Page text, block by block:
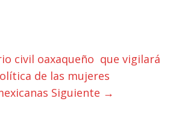
civil oaxaqueño que vigilará
de las mujeres
Siguiente →